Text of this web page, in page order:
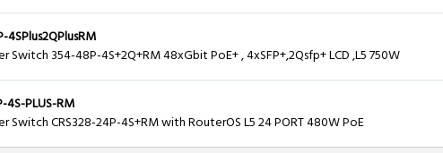
4SPlus2QPlusRM
Switch 354-48P-4S+2Q+RM 48xGbit PoE+ , 4xSFP+,2Qsfp+ LCD ,L5 750W
4S-PLUS-RM
Switch CRS328-24P-4S+RM with RouterOS L5 24 PORT 480W PoE